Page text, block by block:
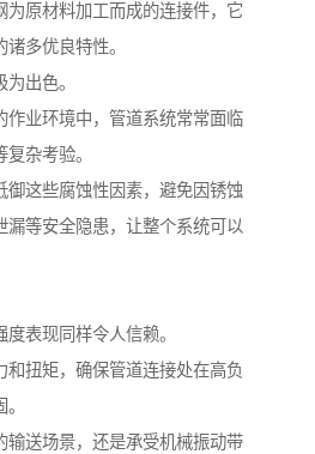
为原材料加工而成的连接件，它
多优良特性。
出色。
作业环境中，管道系统常常面临
杂考验。
御这些腐蚀性因素，避免因锈蚀
漏等安全隐患，让整个系统可以
表现同样令人信赖。
和扭矩，确保管道连接处在高负
输送场景，还是承受机械振动带